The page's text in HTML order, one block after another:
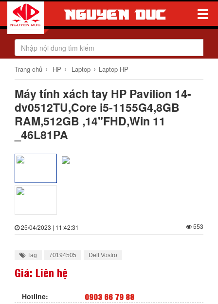
Toggle
Trang chủ › HP › Laptop › Laptop HP
Máy tính xách tay HP Pavilion 14-
dv0512TU,Core i5-1155G4,8GB
RAM,512GB ,14"FHD,Win 11
_46L81PA
25/04/2023 | 11:42:31 553
Tag 70194505 Dell Vostro
Giá: Liên hệ
Hotline: 0903 66 79 88